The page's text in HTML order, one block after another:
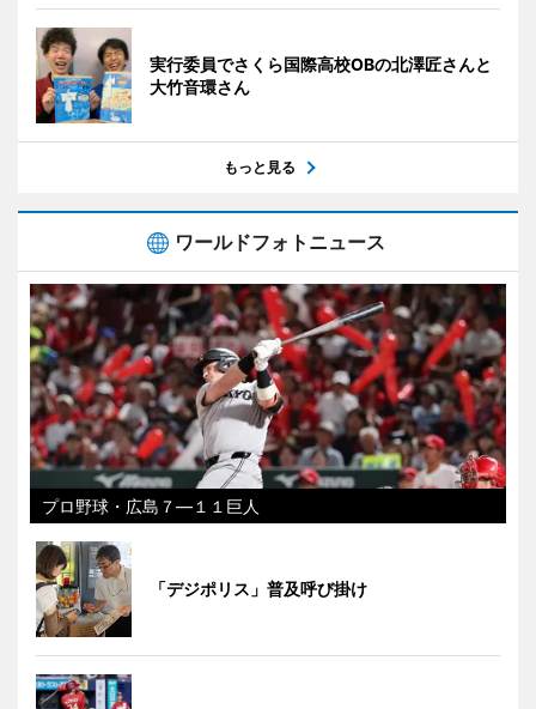
実行委員でさくら国際高校OBの北澤匠さんと
大竹音環さん
もっと見る
ワールドフォトニュース
プロ野球・広島７―１１巨人
「デジポリス」普及呼び掛け